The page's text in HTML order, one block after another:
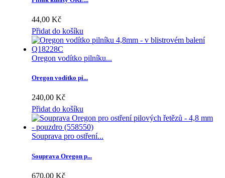
44,00 Kč
Přidat do košíku
Oregon vodítko pilníku...
Oregon vodítko pi...
240,00 Kč
Přidat do košíku
Souprava pro ostření...
Souprava Oregon p...
670,00 Kč